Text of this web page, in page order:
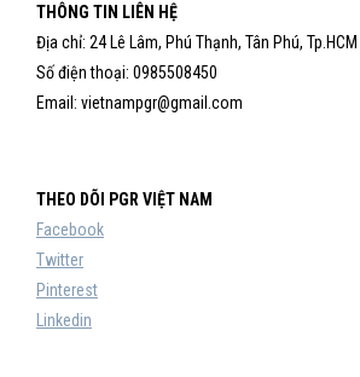
THÔNG TIN LIÊN HỆ
Địa chỉ: 24 Lê Lâm, Phú Thạnh, Tân Phú, Tp.HCM
Số điện thoại: 0985508450
Email: vietnampgr@gmail.com
THEO DÕI PGR VIỆT NAM
Facebook
Twitter
Pinterest
Linkedin